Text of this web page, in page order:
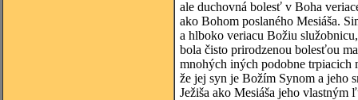
ale duchovná bolesť v Boha
ako Bohom poslaného Mesiáša.
a hlboko veriacu Božiu
bola čisto prirodzenou bolesťou
mnohých iných podobne trpiacich
že jej syn je Božím Synom a jeho
Ježiša ako Mesiáša jeho vlastným